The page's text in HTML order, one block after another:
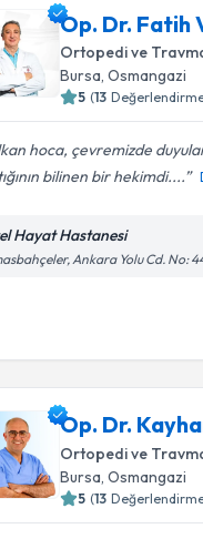
Op. Dr. Fatih
Ortopedi ve
Bursa, Osmangazi
5 (13
hoca, çevremizde
bilinen bir hekimdi....
Hayat Hastanesi
Ankara Yolu Cd. No:
Op. Dr.
Ortopedi ve
Bursa , Osmangazi
5 (13